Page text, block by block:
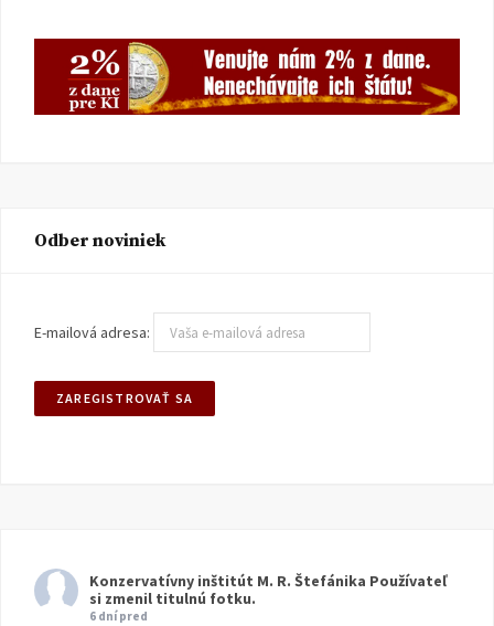
Odber noviniek
E-mailová adresa:
Konzervatívny inštitút M. R. Štefánika Používateľ
si zmenil titulnú fotku.
6 dní pred